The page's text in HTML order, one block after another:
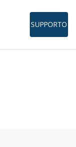
SUPPORTO